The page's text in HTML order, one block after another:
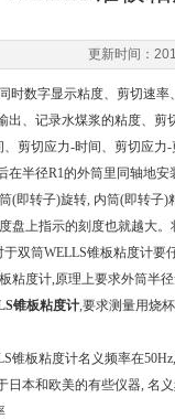
更新时间：
时数字显示粘度、剪切速
出、记录水煤浆的粘度、
剪切应力-时间、剪切应
在半径R1的外筒里同轴地
(即转子)旋转, 内筒(即转子
盘上指示的刻度也就越大
筒WELLS锥板粘度计要
粘度计,原理上要求外筒半
锥板粘度计,要求测量用烧
粘度计名义频率在50Hz,
日本和欧美的有些仪器, 名